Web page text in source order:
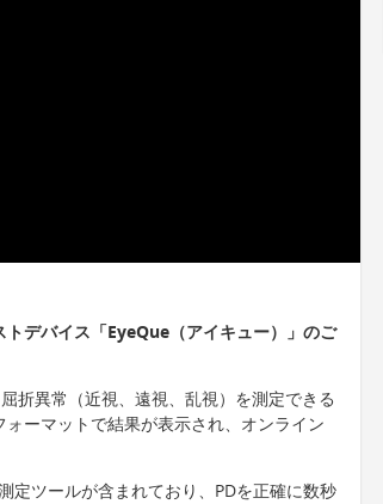
デバイス「EyeQue（アイキュー）」のご
折異常（近視、遠視、乱視）を測定できる
ーマットで結果が表示され、オンライン
定ツールが含まれており、PDを正確に数秒